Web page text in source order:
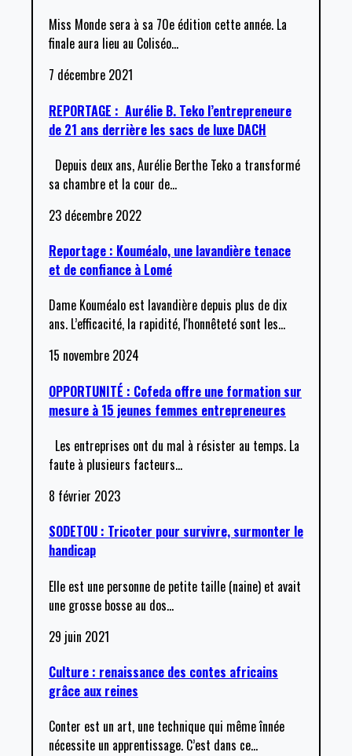
Miss Monde sera à sa 70e édition cette année. La
finale aura lieu au Coliséo…
7 décembre 2021
REPORTAGE : Aurélie B. Teko l’entrepreneure
de 21 ans derrière les sacs de luxe DACH
Depuis deux ans, Aurélie Berthe Teko a transformé
sa chambre et la cour de…
23 décembre 2022
Reportage : Kouméalo, une lavandière tenace
et de confiance à Lomé
Dame Kouméalo est lavandière depuis plus de dix
ans. L’efficacité, la rapidité, l'honnêteté sont les…
15 novembre 2024
OPPORTUNITÉ : Cofeda offre une formation sur
mesure à 15 jeunes femmes entrepreneures
Les entreprises ont du mal à résister au temps. La
faute à plusieurs facteurs…
8 février 2023
SODETOU : Tricoter pour survivre, surmonter le
handicap
Elle est une personne de petite taille (naine) et avait
une grosse bosse au dos…
29 juin 2021
Culture : renaissance des contes africains
grâce aux reines
Conter est un art, une technique qui même înnée
nécessite un apprentissage. C’est dans ce…